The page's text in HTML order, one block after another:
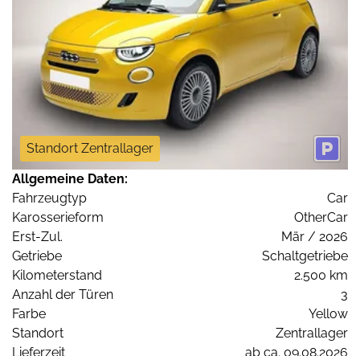
Standort Zentrallager
Allgemeine Daten:
Fahrzeugtyp
Car
Karosserieform
OtherCar
Erst-Zul.
Mär / 2026
Getriebe
Schaltgetriebe
Kilometerstand
2.500 km
Anzahl der Türen
3
Farbe
Yellow
Standort
Zentrallager
Lieferzeit
ab ca. 09.08.2026